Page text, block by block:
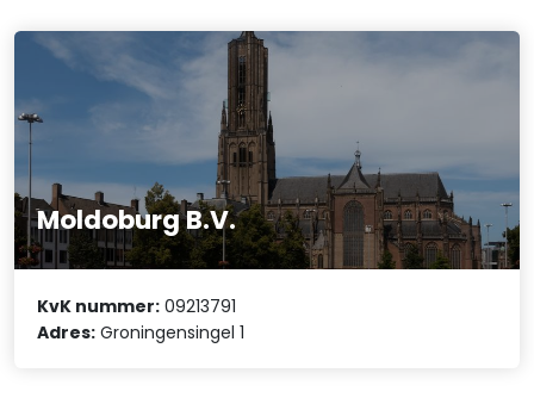
Moldoburg B.V.
KvK nummer: 09213791
Adres: Groningensingel 1